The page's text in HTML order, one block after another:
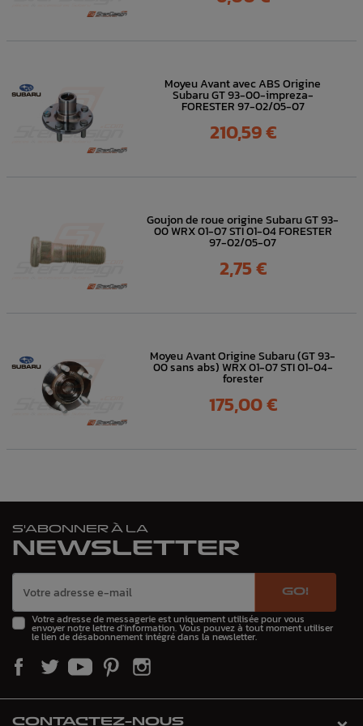
Moyeu Avant avec ABS Origine
Subaru GT 93-00-impreza-
FORESTER 97-02/05-07
Prix
210,59 €
Goujon de roue origine Subaru GT 93-
00 WRX 01-07 STI 01-04 FORESTER
97-02/05-07
Prix
2,75 €
Moyeu Avant Origine Subaru (GT 93-
00 sans abs) WRX 01-07 STI 01-04-
forester
Prix
175,00 €
S'ABONNER À LA
NEWSLETTER
GO!
Votre adresse de messagerie est uniquement utilisée pour vous
envoyer notre lettre d'information. Vous pouvez à tout moment utiliser
le lien de désabonnement intégré dans la newsletter.
CONTACTEZ-NOUS